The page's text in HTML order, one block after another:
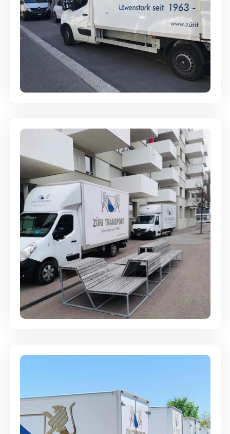
Full-Service - Für Privatumzüge
Umzugsreinigung - mit
Abgabegarantie